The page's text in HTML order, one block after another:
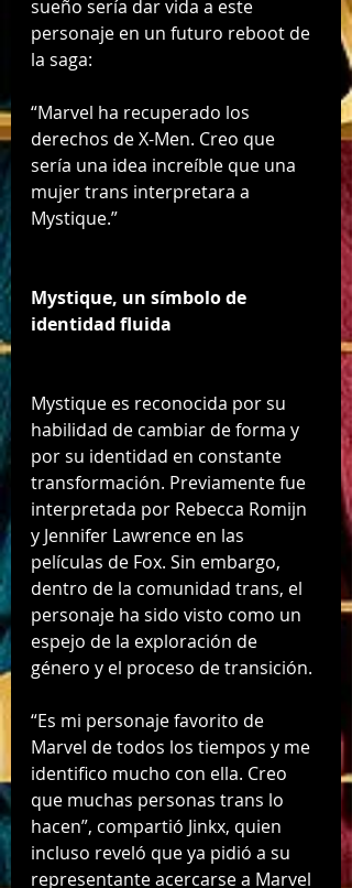
sueño sería dar vida a este
personaje en un futuro reboot de
la saga:
“Marvel ha recuperado los
derechos de X-Men. Creo que
sería una idea increíble que una
mujer trans interpretara a
Mystique.”
Mystique, un símbolo de
identidad fluida
Mystique es reconocida por su
habilidad de cambiar de forma y
por su identidad en constante
transformación. Previamente fue
interpretada por Rebecca Romijn
y Jennifer Lawrence en las
películas de Fox. Sin embargo,
dentro de la comunidad trans, el
personaje ha sido visto como un
espejo de la exploración de
género y el proceso de transición.
“Es mi personaje favorito de
Marvel de todos los tiempos y me
identifico mucho con ella. Creo
que muchas personas trans lo
hacen”, compartió Jinkx, quien
incluso reveló que ya pidió a su
representante acercarse a Marvel